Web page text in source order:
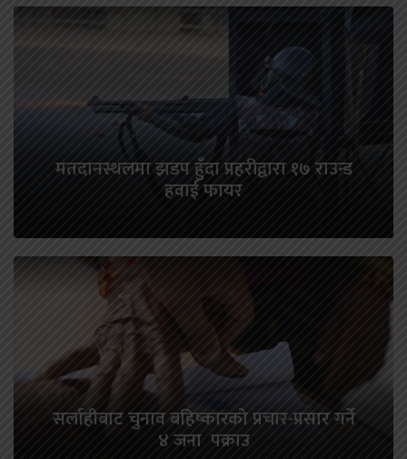
मतदानस्थलमा झडप हुँदा प्रहरीद्वारा १७ राउन्ड
हवाई फायर
सर्लाहीबाट चुनाव बहिष्कारको प्रचार-प्रसार गर्ने
४ जना पक्राउ